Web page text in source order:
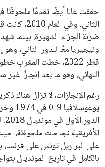
الثاني، وفي
ونيجيريا معًا للدور الثاني،
قطر 2022، خطت
النهائي، وهو ما يعد إنجازًا غير
رغم الإنجازات، لا تزال هناك
الأفريقية نجاحات ملحوظة،
على البرازيل تونس على فرنسا،
بالكامل في تاريخ المونديال